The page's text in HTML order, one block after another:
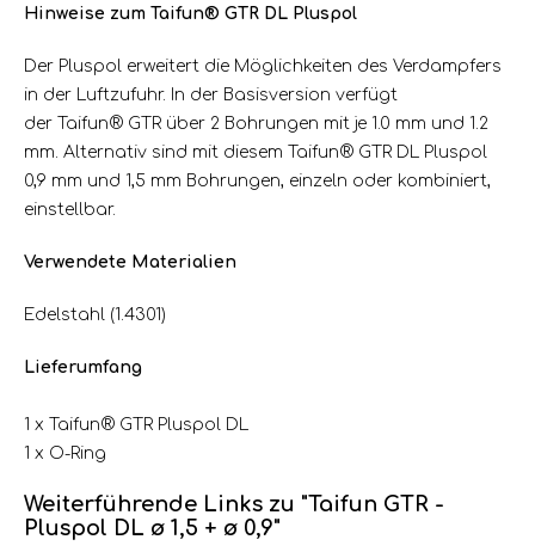
Hinweise zum Taifun® GTR DL Pluspol
Der Pluspol erweitert die Möglichkeiten des Verdampfers
in der Luftzufuhr. In der Basisversion verfügt
der Taifun® GTR über 2 Bohrungen mit je 1.0 mm und 1.2
mm. Alternativ sind mit diesem Taifun® GTR DL Pluspol
0,9 mm und 1,5 mm Bohrungen, einzeln oder kombiniert,
einstellbar.
Verwendete Materialien
Edelstahl (1.4301)
Lieferumfang
1 x Taifun® GTR Pluspol DL
1 x O-Ring
Weiterführende Links zu "Taifun GTR -
Pluspol DL ø 1,5 + ø 0,9"